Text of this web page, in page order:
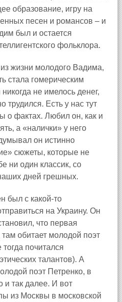
образование, игру на
песен и романсов – и
был и остается
фольклора.
жизни молодого Вадима,
стала гомерическим
не имелось денег,
трудился. Есть у нас тут
фактах. Любил он, как и
а «налички» у него
он истинно
сюжеты, которые не
ни один классик, со
дней грешных.
с какой‑то
на Украину. Он
что первая
обитает молодой поэт
почитался
талантов). А
поэт Петренко, в
и так далее. И вот
из Москвы в московской